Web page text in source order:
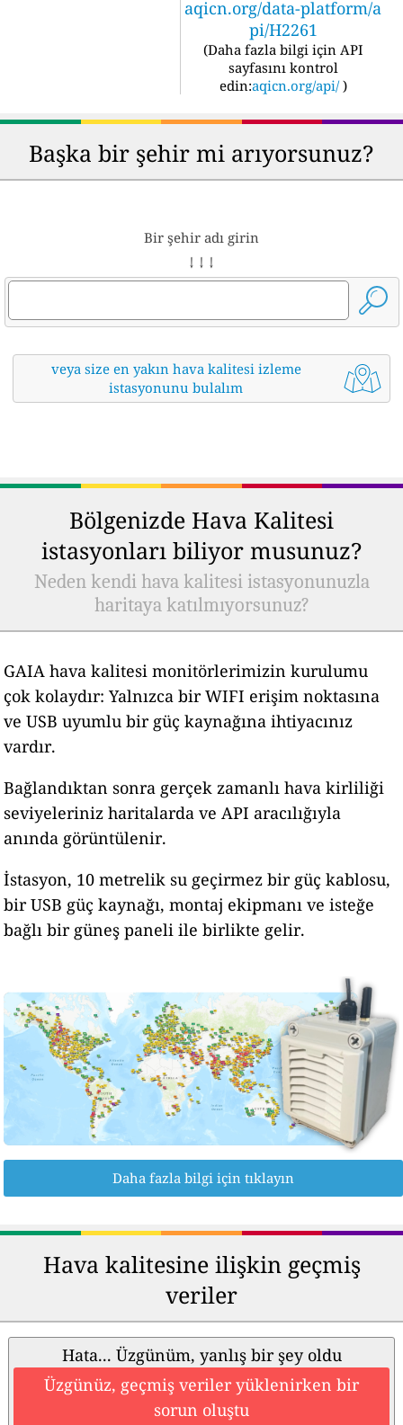
aqicn.org/data-platform/a
pi/H2261
(Daha fazla bilgi için API
sayfasını kontrol
edin:aqicn.org/api/ )
Başka bir şehir mi arıyorsunuz?
Bir şehir adı girin
↓ ↓ ↓
veya size en yakın hava kalitesi izleme
istasyonunu bulalım
Bölgenizde Hava Kalitesi
istasyonları biliyor musunuz?
Neden kendi hava kalitesi istasyonunuzla
haritaya katılmıyorsunuz?
GAIA hava kalitesi monitörlerimizin kurulumu
çok kolaydır: Yalnızca bir WIFI erişim noktasına
ve USB uyumlu bir güç kaynağına ihtiyacınız
vardır.
Bağlandıktan sonra gerçek zamanlı hava kirliliği
seviyeleriniz haritalarda ve API aracılığıyla
anında görüntülenir.
İstasyon, 10 metrelik su geçirmez bir güç kablosu,
bir USB güç kaynağı, montaj ekipmanı ve isteğe
bağlı bir güneş paneli ile birlikte gelir.
Daha fazla bilgi için tıklayın
Hava kalitesine ilişkin geçmiş
veriler
Hata... Üzgünüm, yanlış bir şey oldu
Üzgünüz, geçmiş veriler yüklenirken bir
sorun oluştu